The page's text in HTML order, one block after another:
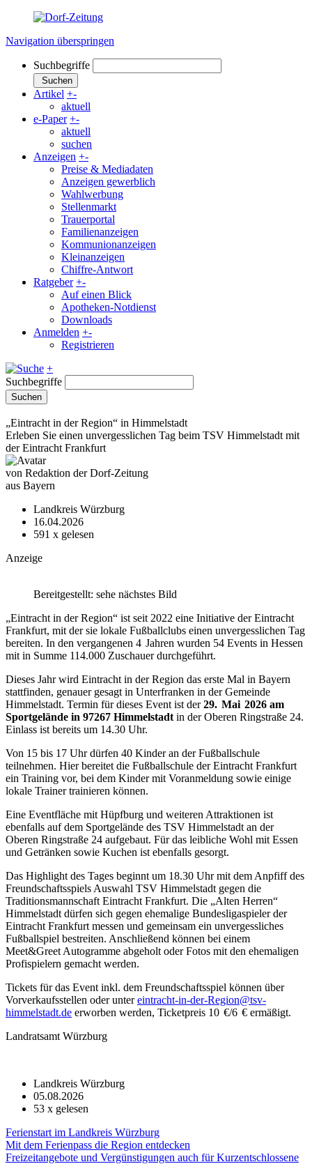
Navigation überspringen
Suchbegriffe
Suchen
Artikel +-
aktuell
e-Paper +-
aktuell
suchen
Anzeigen +-
Preise & Mediadaten
Anzeigen gewerblich
Wahlwerbung
Stellenmarkt
Trauerportal
Familienanzeigen
Kommunionanzeigen
Kleinanzeigen
Chiffre-Antwort
Ratgeber +-
Auf einen Blick
Apotheken-Notdienst
Downloads
Anmelden +-
Registrieren
+
Suchbegriffe
Suchen
„Eintracht in der Region“ in Himmelstadt
Erleben Sie einen unvergesslichen Tag beim TSV Himmelstadt mit
der Eintracht Frankfurt
von Redaktion der Dorf-Zeitung
aus Bayern
Landkreis Würzburg
16.04.2026
591 x gelesen
Anzeige
Bereitgestellt: sehe nächstes Bild
„Eintracht in der Region“ ist seit 2022 eine Initia­tive der Eintracht
Frankfurt, mit der sie lokale Fußballclubs einen unvergesslichen Tag
bereiten. In den vergangenen 4 Jahren wurden 54 Events in Hessen
mit in Summe 114.000 Zuschauer durchgeführt.
Dieses Jahr wird Eintracht in der Region das erste Mal in ­Bayern
stattfinden, genauer gesagt in Unterfranken in der Gemeinde
Himmelstadt. Termin für dieses Event ist der29. Mai 2026 am
Sportgelände in 97267 Himmelstadt in der Oberen Ringstraße 24.
Einlass ist bereits um 14.30 Uhr.
Von 15 bis 17 Uhr dürfen 40 Kinder an der Fußballschule
teilnehmen. Hier bereitet die Fußballschule der Eintracht Frankfurt
ein Training vor, bei dem Kinder mit Voranmeldung sowie einige
lokale Trainer trainieren können.
Eine Eventfläche mit Hüpfburg und weiteren Attraktionen ist
ebenfalls auf dem Sportgelände des TSV Himmelstadt an der
Oberen Ringstraße 24 aufgebaut. Für das leibliche Wohl mit Essen
und Getränken sowie Kuchen ist ebenfalls gesorgt.
Das Highlight des Tages beginnt um 18.30 Uhr mit dem Anpfiff des
Freundschaftsspiels Auswahl TSV Himmelstadt gegen die
Traditionsmannschaft Eintracht Frankfurt. Die „Alten Herren“
Himmelstadt dürfen sich gegen ehemalige Bundesligaspieler der
Eintracht Frankfurt messen und gemeinsam ein unvergessliches
Fußballspiel bestreiten. Anschließend können bei einem
Meet&Greet Autogramme abgeholt oder Fotos mit den ehemaligen
Profispielern gemacht werden.
Tickets für das Event inkl. dem Freundschaftsspiel können über
Vorverkaufsstellen oder untereintracht-in-der-Region@tsv-
himmelstadt.de erworben werden, Ticketpreis 10 €/6 € ermäßigt.
Landratsamt Würzburg
Landkreis Würzburg
05.08.2026
53 x gelesen
Ferienstart im Landkreis Würzburg
Mit dem Ferienpass die Region entdecken
Freizeitangebote und Vergünstigungen auch für Kurzentschlossene